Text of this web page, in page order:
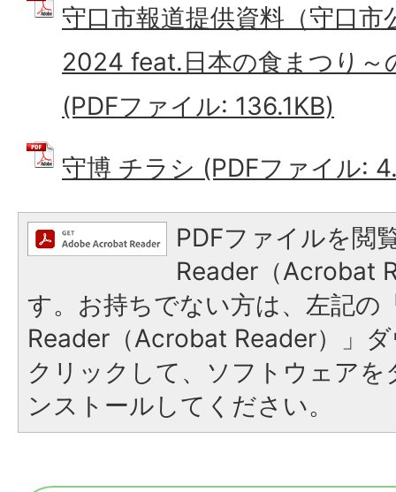
守口市報道提供資料（守口市
2024 feat.日本の食まつり～
(PDFファイル: 136.1KB)
守博 チラシ (PDFファイル:
PDFファイルを閲
Reader（Acrobat
す。お持ちでない方は、左記の
Reader（Acrobat Reader）」
クリックして、ソフトウェア
ンストールしてください。